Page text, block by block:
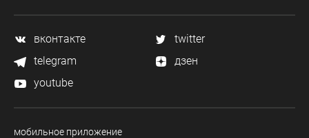
вконтакте
twitter
telegram
дзен
youtube
мобильное приложение